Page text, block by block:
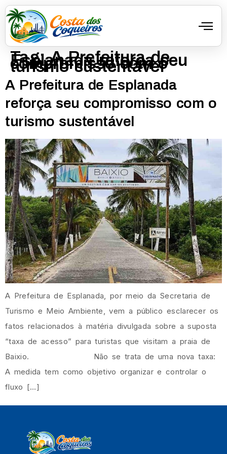
Tag:A Prefeitura de
Esplanada reforça seu
compromisso com o
turismo sustentável
A Prefeitura de Esplanada
reforça seu compromisso com o
turismo sustentável
A Prefeitura de Esplanada, por meio da Secretaria de
Turismo e Meio Ambiente, vem a público esclarecer os
fatos relacionados à matéria divulgada sobre a suposta
“taxa de acesso” para turistas que visitam a praia de
Baixio. Não se trata de uma nova taxa:
A medida tem como objetivo organizar e controlar o
fluxo […]